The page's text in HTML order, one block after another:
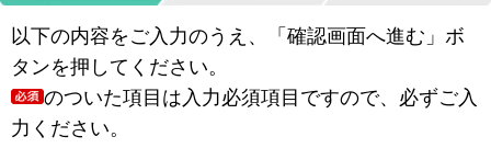
以下の内容をご入力のうえ、「確認画面へ進む」ボ
タンを押してください。
のついた項目は入力必須項目ですので、必ずご入
力ください。